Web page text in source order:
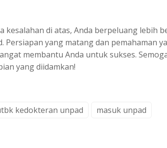
kesalahan di atas, Anda berpeluang lebih
Persiapan yang matang dan pemahaman
membantu Anda untuk sukses.
yang diidamkan!
kedokteran unpad masuk unpad